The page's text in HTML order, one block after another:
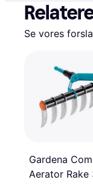
Se vores
Gardena
Aerator Rake